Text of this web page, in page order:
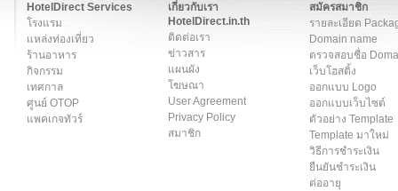
HotelDirect Services
โรงแรม
แหล่งท่องเที่ยว
ร้านอาหาร
กิจกรรม
เทศกาล
ศูนย์ OTOP
แพคเกจทัวร์
เกี่ยวกับเรา
HotelDirect.in.th
ติดต่อเรา
ข่าวสาร
แผนผัง
โฆษณา
User Agreement
Privacy Policy
สมาชิก
สมัครสมาชิก
รายละเอียด
Domain name
ตรวจสอบชื่อ
เว็บโฮสติ้ง
ออกแบบ Logo
ออกแบบเว็บไซต์
ตัวอย่าง Template
Template มาใหม่
วิธีการชำระเงิน
ยืนยันชำระเงิน
ต่ออายุ